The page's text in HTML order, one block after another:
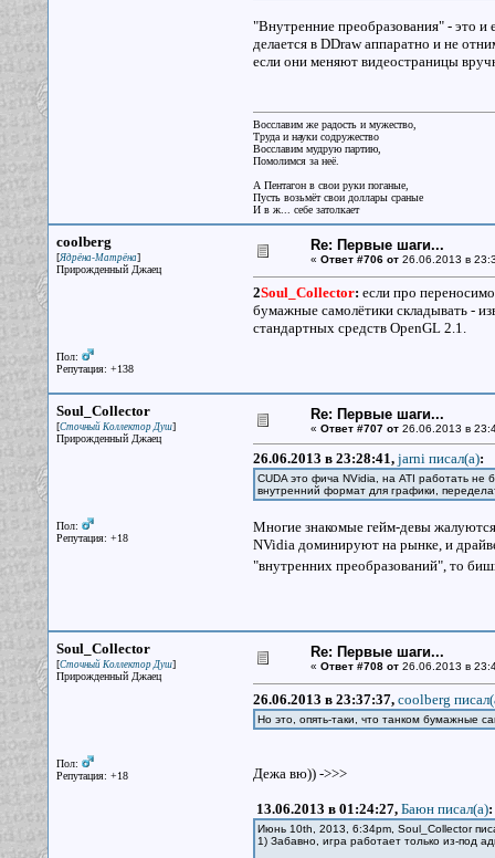
"Внутренние преобразования" - это и
делается в DDraw аппаратно и не
если они меняют видеостраницы
Восславим же радость и мужество,
Труда и науки содружество
Восславим мудрую партию,
Помолимся за неё.
А Пентагон в свои руки поганые,
Пусть возьмёт свои доллары сраные
И в ж... себе затолкает
coolberg
[Ядрёна-Матрёна]
Прирожденный Джаец
Пол:
Репутация: +138
Re: Первые шаги...
« Ответ #706 от26.06.2013 в
2Soul_Collector: если про
бумажные самолётики складывать -
стандартных средств OpenGL 2.1.
Soul_Collector
[Сточный Коллектор Душ]
Прирожденный Джаец
Пол:
Репутация: +18
Re: Первые шаги...
« Ответ #707 от26.06.2013 в
26.06.2013 в 23:28:41, jarni писал(a):
CUDA это фича NVidia, на ATI работать не
внутренний формат для графики,
Многие знакомые гейм-девы
NVidia доминируют на рынке, и
"внутренних преобразований", то
Soul_Collector
[Сточный Коллектор Душ]
Прирожденный Джаец
Пол:
Репутация: +18
Re: Первые шаги...
« Ответ #708 от26.06.2013 в
26.06.2013 в 23:37:37, coolberg
Но это, опять-таки, что танком бумажные
Дежа вю)) ->>>
13.06.2013 в 01:24:27, Баюн писал(a):
Июнь 10th, 2013, 6:34pm, Soul_Collector
1) Забавно, игра работает только из-под